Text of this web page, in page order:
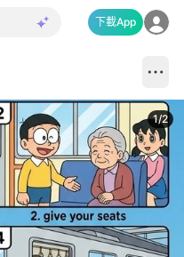
下載App
1/2